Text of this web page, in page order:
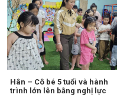
soins de santé 2025–2028”,
Trung tâm Thiện Chí vinh dự
đón tiếp ông Kaloyan Kolev,
đại diện đơn vị tài trợ
Organisation internationale
de la Francophonie (OIF), và
ông Bernard Kervyn, đại diện
Mekong Plus, trong chuyến
Hân – Cô bé 5 tuổi và hành
trình lớn lên bằng nghị lực